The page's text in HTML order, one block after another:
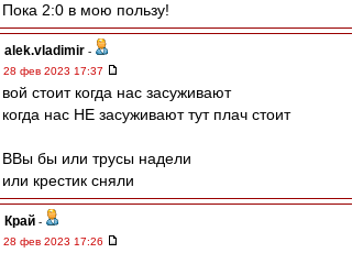
Пока 2:0 в мою пользу!
alek.vladimir -
28 фев 2023 17:37
вой стоит когда нас засуживают
когда нас НЕ засуживают тут плач стоит
ВВы бы или трусы надели
или крестик сняли
Край -
28 фев 2023 17:26